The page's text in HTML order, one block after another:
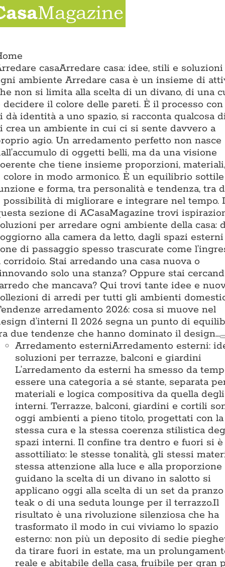
Salta
al
contenuto
casaArredare casa: idee, stili e
ambiente Arredare casa è un insieme di
non si limita alla scelta di un divano, di una
decidere il colore delle pareti. È il processo
dà identità a uno spazio, si racconta qualcosa
crea un ambiente in cui ci si sente davvero a
agio. Un arredamento perfetto non nasce
di oggetti belli, ma da una visione
che tiene insieme proporzioni,
colore in modo armonico. È un equilibrio
e forma, tra personalità e tendenza, tra
possibilità di migliorare e integrare nel tempo.
sezione di ACasaMagazine trovi
per arredare ogni ambiente della casa:
alla camera da letto, dagli spazi
di passaggio spesso trascurate come
corridoio. Stai arredando una casa nuova o
solo una stanza? Oppure stai
che mancava? Qui trovi tante idee e
di arredi per tutti gli ambienti
arredamento 2026: cosa si muove nel
d’interni Il 2026 segna un punto di
due tendenze che hanno dominato il design…
Arredamento esterniArredamento esterni:
soluzioni per terrazze, balconi e giardini
L’arredamento da esterni ha smesso da
essere una categoria a sé stante, separata
materiali e logica compositiva da quella degli
interni. Terrazze, balconi, giardini e cortili
oggi ambienti a pieno titolo, progettati con la
stessa cura e la stessa coerenza stilistica
spazi interni. Il confine tra dentro e fuori si è
assottiliato: le stesse tonalità, gli stessi
stessa attenzione alla luce e alla proporzione
guidano la scelta di un divano in salotto si
applicano oggi alla scelta di un set da
teak o di una seduta lounge per il terrazzo.Il
risultato è una rivoluzione silenziosa che ha
trasformato il modo in cui viviamo lo spazio
esterno: non più un deposito di sedie
da tirare fuori in estate, ma un
reale e abitabile della casa, fruibile per gran